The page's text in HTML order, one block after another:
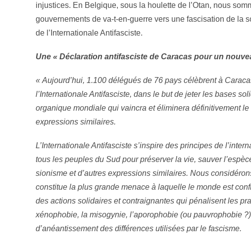
injustices. En Belgique, sous la houlette de l’Otan, nous
gouvernements de va-t-en-guerre vers une fascisation de la
de l’Internationale Antifasciste.
Une « Déclaration antifasciste de Caracas pour un
« Aujourd’hui, 1.100 délégués de 76 pays célèbrent à
l’Internationale Antifasciste, dans le but de jeter les bases
organique mondiale qui vaincra et éliminera définitivement
expressions similaires.
L’Internationale Antifasciste s’inspire des principes de
tous les peuples du Sud pour préserver la vie, sauver
sionisme et d’autres expressions similaires. Nous
constitue la plus grande menace à laquelle le monde est
des actions solidaires et contraignantes qui pénalisent les
xénophobie, la misogynie, l’aporophobie (ou pauvrophobie
d’anéantissement des différences utilisées par le fascisme.